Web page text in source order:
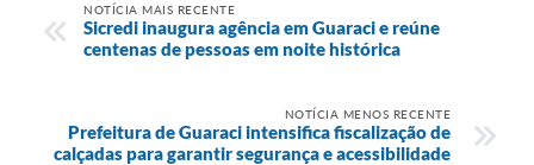
NOTÍCIA MAIS RECENTE
Sicredi inaugura agência em Guaraci e reúne
centenas de pessoas em noite histórica
NOTÍCIA MENOS RECENTE
Prefeitura de Guaraci intensifica fiscalização de
calçadas para garantir segurança e acessibilidade